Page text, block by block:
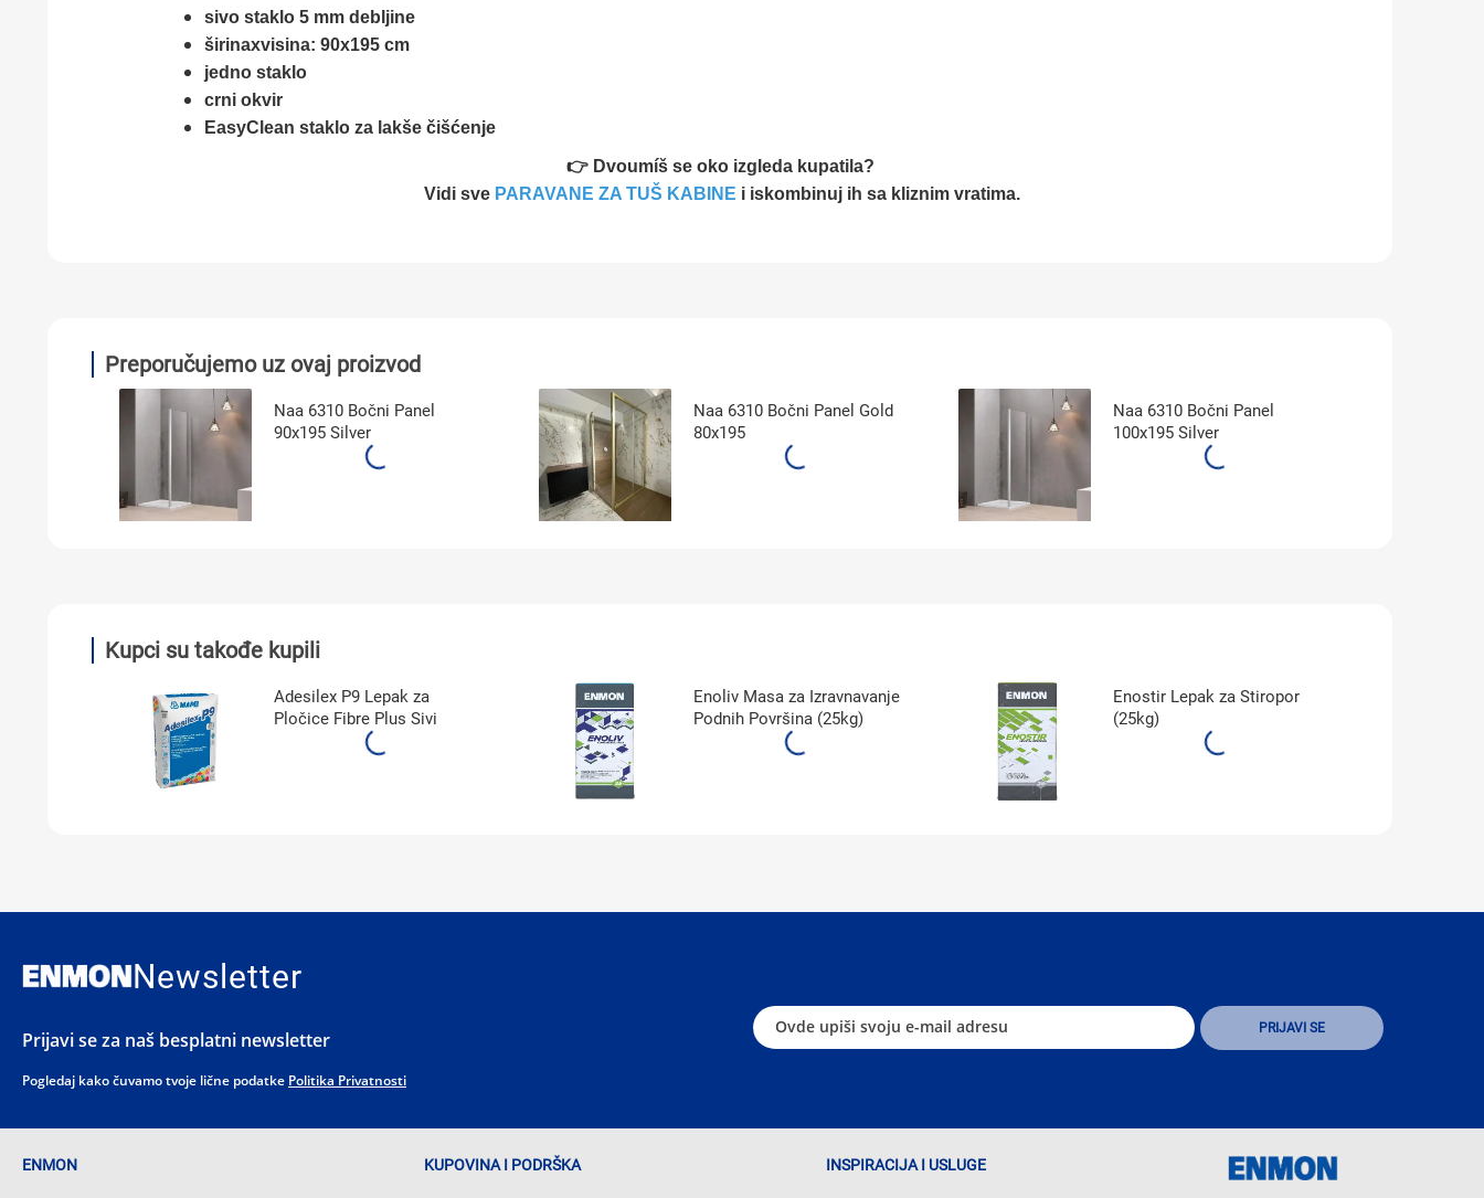
sivo staklo 5 mm debljine
širinaxvisina: 90x195 cm
jedno staklo
crni okvir
EasyClean staklo za lakše čišćenje
👉 Dvoumíš se oko izgleda kupatila?
Vidi sve PARAVANE ZA TUŠ KABINE i iskombinuj ih sa kliznim vratima.
Preporučujemo uz ovaj proizvod
Naa 6310 Bočni Panel
90x195 Silver
Naa 6310 Bočni Panel Gold
80x195
Naa 6310 Bočni Panel
100x195 Silver
Kupci su takođe kupili
Adesilex P9 Lepak za
Pločice Fibre Plus Sivi
Enoliv Masa za Izravnavanje
Podnih Površina (25kg)
Enostir Lepak za Stiropor
(25kg)
Newsletter
Prijavi se za naš besplatni newsletter
Pogledaj kako čuvamo tvoje lične podatke Politika Privatnosti
ENMON KUPOVINA I PODRŠKA INSPIRACIJA I USLUGE